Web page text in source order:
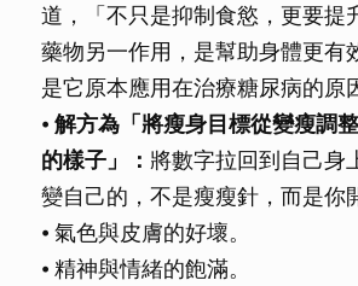
道，「不只是抑制食慾，更要提
藥物另一作用，是幫助身體更有
是它原本應用在治療糖尿病的原
⦁ 解方為「將瘦身目標從變瘦調
的樣子」： 將數字拉回到自己身
變自己的，不是瘦瘦針，而是你
⦁ 氣色與皮膚的好壞。
⦁ 精神與情緒的飽滿。